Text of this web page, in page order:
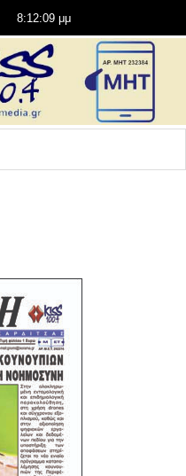
8:12:10 μμ